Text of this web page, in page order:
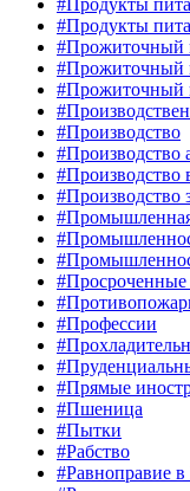
#Продукты
#Прожиточный
#Производство
#Производство
#Производство
#Производство
#Промышленная
#Профессии
#Прямые
#Пшеница
#Пытки
#Рабство
#Равноправие в